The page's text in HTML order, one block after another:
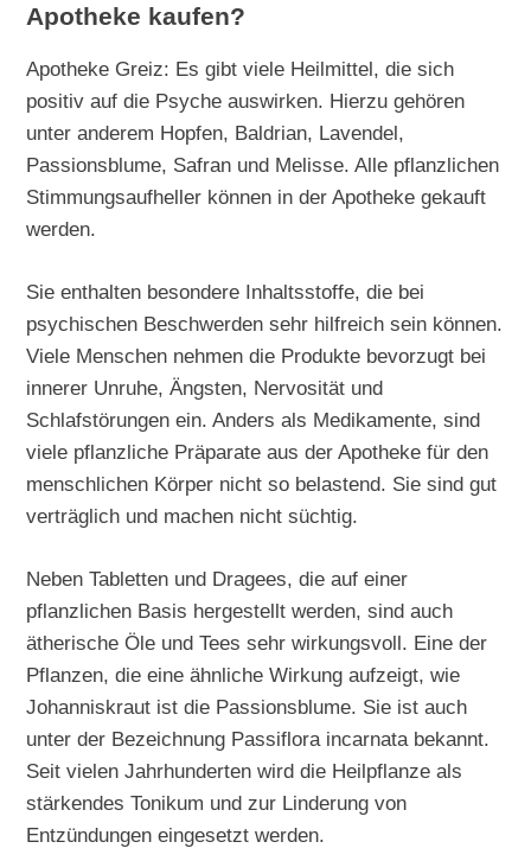
Apotheke kaufen?
Apotheke Greiz: Es gibt viele Heilmittel, die sich
positiv auf die Psyche auswirken. Hierzu gehören
unter anderem Hopfen, Baldrian, Lavendel,
Passionsblume, Safran und Melisse. Alle pflanzlichen
Stimmungsaufheller können in der Apotheke gekauft
werden.
Sie enthalten besondere Inhaltsstoffe, die bei
psychischen Beschwerden sehr hilfreich sein können.
Viele Menschen nehmen die Produkte bevorzugt bei
innerer Unruhe, Ängsten, Nervosität und
Schlafstörungen ein. Anders als Medikamente, sind
viele pflanzliche Präparate aus der Apotheke für den
menschlichen Körper nicht so belastend. Sie sind gut
verträglich und machen nicht süchtig.
Neben Tabletten und Dragees, die auf einer
pflanzlichen Basis hergestellt werden, sind auch
ätherische Öle und Tees sehr wirkungsvoll. Eine der
Pflanzen, die eine ähnliche Wirkung aufzeigt, wie
Johanniskraut ist die Passionsblume. Sie ist auch
unter der Bezeichnung Passiflora incarnata bekannt.
Seit vielen Jahrhunderten wird die Heilpflanze als
stärkendes Tonikum und zur Linderung von
Entzündungen eingesetzt werden.